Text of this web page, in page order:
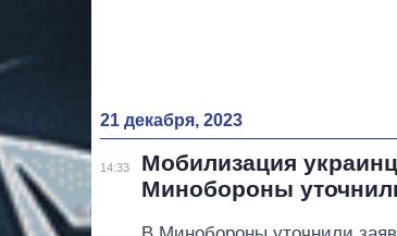
21 декабря, 2023
14:33
Мобилизация
Минобороны